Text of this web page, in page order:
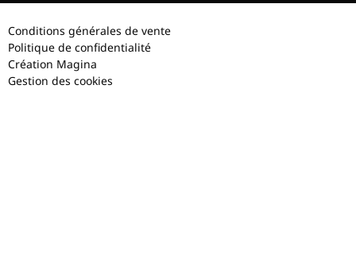
Conditions générales de vente
Politique de confidentialité
Création Magina
Gestion des cookies